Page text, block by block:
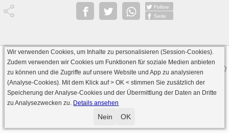
Follow
Seite
Datenschutz AGB
Impressum
· Serverversion: 2026 6.241 · registrierte Spieler: 501.031 ·
Online Skat Server: 142 (private Server:136)
Wir verwenden Cookies, um Inhalte zu personalisieren (Session-Cookies).
Zudem verwenden wir Cookies um Funktionen für soziale Medien anbieten
zu können und die Zugriffe auf unsere Website und App zu analysieren
(Analyse-Cookies). Mit dem Klick auf> OK < stimmen Sie zusätzlich der
Speicherung der Analyse-Cookies und der Übermittlung der Daten an Dritte
zu Analysezwecken zu. Details ansehen
Nein OK